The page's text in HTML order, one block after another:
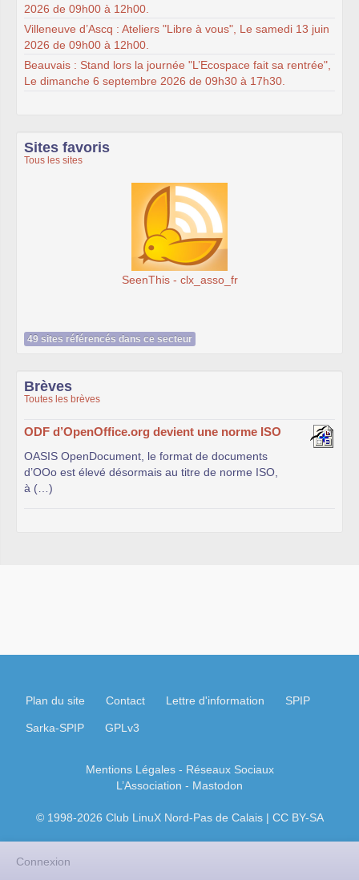
2026 de 09h00 à 12h00.
Villeneuve d’Ascq : Ateliers "Libre à vous", Le samedi 13 juin
2026 de 09h00 à 12h00.
Beauvais : Stand lors la journée "L’Ecospace fait sa rentrée",
Le dimanche 6 septembre 2026 de 09h30 à 17h30.
Sites favoris
Tous les sites
SeenThis - clx_asso_fr
49 sites référencés dans ce secteur
Brèves
Toutes les brèves
ODF d’OpenOffice.org devient une norme ISO
OASIS OpenDocument, le format de documents
d’OOo est élevé désormais au titre de norme ISO,
à (…)
Plan du site Contact Lettre d'information SPIP
Sarka-SPIP GPLv3
Mentions Légales- Réseaux Sociaux
L’Association - Mastodon
© 1998-2026 Club LinuX Nord-Pas de Calais | CC BY-SA
Connexion